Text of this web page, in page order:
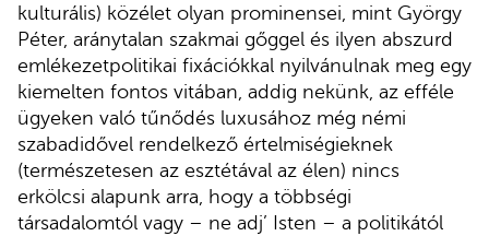
kulturális) közélet olyan prominensei, mint György
Péter, aránytalan szakmai gőggel és ilyen abszurd
emlékezetpolitikai fixációkkal nyilvánulnak meg egy
kiemelten fontos vitában, addig nekünk, az efféle
ügyeken való tűnődés luxusához még némi
szabadidővel rendelkező értelmiségieknek
(természetesen az esztétával az élen) nincs
erkölcsi alapunk arra, hogy a többségi
társadalomtól vagy – ne adj’ Isten – a politikától